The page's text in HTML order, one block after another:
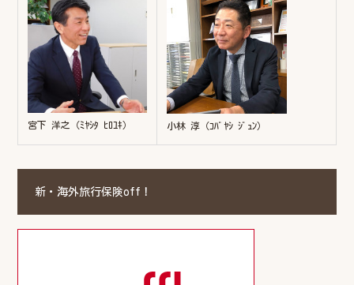
宮下 洋之（ﾐﾔｼﾀ ﾋﾛﾕｷ） 小林 淳（ｺﾊﾞﾔｼ ｼﾞｭﾝ）
新・海外旅行保険off！